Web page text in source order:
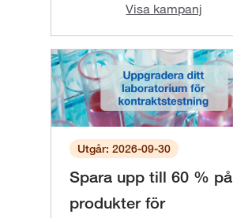
Visa kampanj
Utgår: 2026-09-30
Spara upp till 60 % på
produkter för